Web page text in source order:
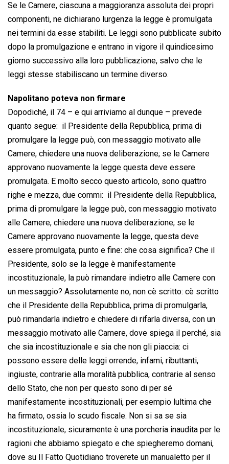
Se le Camere, ciascuna a maggioranza assoluta dei propri
componenti, ne dichiarano lurgenza la legge è promulgata
nei termini da esse stabiliti. Le leggi sono pubblicate subito
dopo la promulgazione e entrano in vigore il quindicesimo
giorno successivo alla loro pubblicazione, salvo che le
leggi stesse stabiliscano un termine diverso.
Napolitano poteva non firmare
Dopodiché, il 74 – e qui arriviamo al dunque – prevede
quanto segue:  il Presidente della Repubblica, prima di
promulgare la legge può, con messaggio motivato alle
Camere, chiedere una nuova deliberazione; se le Camere
approvano nuovamente la legge questa deve essere
promulgata. E molto secco questo articolo, sono quattro
righe e mezza, due commi:  il Presidente della Repubblica,
prima di promulgare la legge può, con messaggio motivato
alle Camere, chiedere una nuova deliberazione; se le
Camere approvano nuovamente la legge, questa deve
essere promulgata, punto e fine: che cosa significa? Che il
Presidente, solo se la legge è manifestamente
incostituzionale, la può rimandare indietro alle Camere con
un messaggio? Assolutamente no, non cè scritto: cè scritto
che il Presidente della Repubblica, prima di promulgarla,
può rimandarla indietro e chiedere di rifarla diversa, con un
messaggio motivato alle Camere, dove spiega il perché, sia
che sia incostituzionale e sia che non gli piaccia: ci
possono essere delle leggi orrende, infami, ributtanti,
ingiuste, contrarie alla moralità pubblica, contrarie al senso
dello Stato, che non per questo sono di per sé
manifestamente incostituzionali, per esempio lultima che
ha firmato, ossia lo scudo fiscale. Non si sa se sia
incostituzionale, sicuramente è una porcheria inaudita per le
ragioni che abbiamo spiegato e che spiegheremo domani,
dove su Il Fatto Quotidiano troverete un manualetto per il